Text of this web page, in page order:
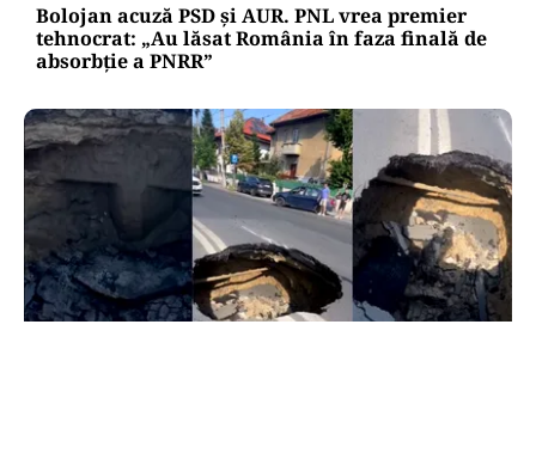
Bolojan acuză PSD și AUR. PNL vrea premier
tehnocrat: „Au lăsat România în faza finală de
absorbţie a PNRR”